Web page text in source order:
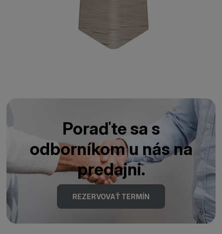
Poraďte sa s
odborníkom u nás na
predajni.
REZERVOVAŤ TERMÍN